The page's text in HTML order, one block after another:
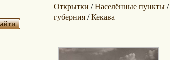
Открытки /Населённые пункты/
губерния/Кекава